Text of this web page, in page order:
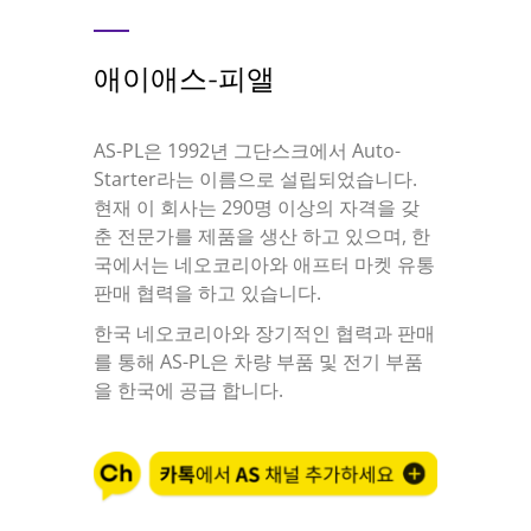
애이애스-피앨
AS-PL은 1992년 그단스크에서 Auto-
Starter라는 이름으로 설립되었습니다.
현재 이 회사는 290명 이상의 자격을 갖
춘 전문가를 제품을 생산 하고 있으며, 한
국에서는 네오코리아와 애프터 마켓 유통
판매 협력을 하고 있습니다.
한국 네오코리아와 장기적인 협력과 판매
를 통해 AS-PL은 차량 부품 및 전기 부품
을 한국에 공급 합니다.